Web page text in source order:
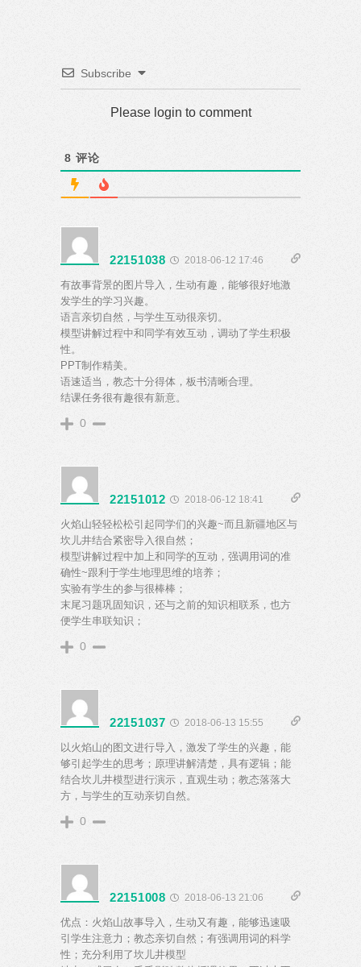
Subscribe
Please login to comment
8 评论
22151038 2018-06-12 17:46
有故事背景的图片导入，生动有趣，能够很好地激
发学生的学习兴趣。
语言亲切自然，与学生互动很亲切。
模型讲解过程中和同学有效互动，调动了学生积极
性。
PPT制作精美。
语速适当，教态十分得体，板书清晰合理。
结课任务很有趣很有新意。
0
22151012 2018-06-12 18:41
火焰山轻轻松松引起同学们的兴趣~而且新疆地区与
坎儿井结合紧密导入很自然；
模型讲解过程中加上和同学的互动，强调用词的准
确性~跟利于学生地理思维的培养；
实验有学生的参与很棒棒；
末尾习题巩固知识，还与之前的知识相联系，也方
便学生串联知识；
0
22151037 2018-06-13 15:55
以火焰山的图文进行导入，激发了学生的兴趣，能
够引起学生的思考；原理讲解清楚，具有逻辑；能
结合坎儿井模型进行演示，直观生动；教态落落大
方，与学生的互动亲切自然。
0
22151008 2018-06-13 21:06
优点：火焰山故事导入，生动又有趣，能够迅速吸
引学生注意力；教态亲切自然；有强调用词的科学
性；充分利用了坎儿井模型